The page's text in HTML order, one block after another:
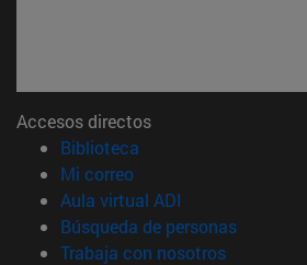
Accesos directos
Biblioteca
Mi correo(abre en nueva
Aula virtual ADI
Búsqueda de personas(abre en
Trabaja con nosotros(abre en